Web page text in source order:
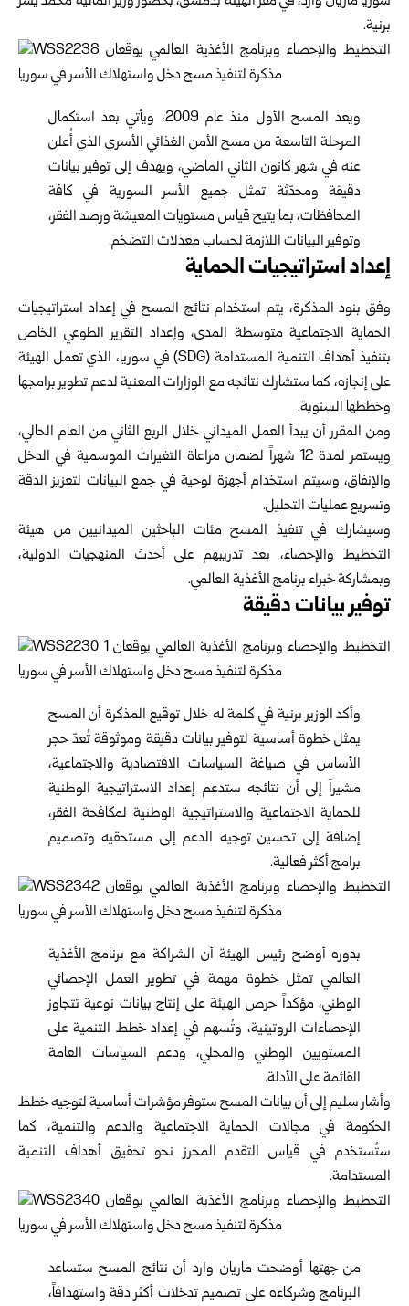
برنية.
ويعد المسح الأول منذ عام 2009، ويأتي بعد استكمال
المرحلة التاسعة من مسح الأمن الغذائي الأسري الذي أُعلن
عنه في شهر كانون الثاني الماضي، ويهدف إلى توفير بيانات
دقيقة ومحدّثة تمثل جميع الأسر السورية في كافة
المحافظات، بما يتيح قياس مستويات المعيشة ورصد الفقر،
وتوفير البيانات اللازمة لحساب معدلات التضخم.
إعداد استراتيجيات الحماية
وفق بنود المذكرة، يتم استخدام نتائج المسح في إعداد استراتيجيات
الحماية الاجتماعية متوسطة المدى، وإعداد التقرير الطوعي الخاص
بتنفيذ أهداف التنمية المستدامة (SDG) في سوريا، الذي تعمل الهيئة
على إنجازه، كما ستشارك نتائجه مع الوزارات المعنية لدعم تطوير برامجها
وخططها السنوية.
ومن المقرر أن يبدأ العمل الميداني خلال الربع الثاني من العام الحالي،
ويستمر لمدة 12 شهراً لضمان مراعاة التغيرات الموسمية في الدخل
والإنفاق، وسيتم استخدام أجهزة لوحية في جمع البيانات لتعزيز الدقة
وتسريع عمليات التحليل.
وسيشارك في تنفيذ المسح مئات الباحثين الميدانيين من هيئة
التخطيط والإحصاء، بعد تدريبهم على أحدث المنهجيات الدولية،
وبمشاركة خبراء برنامج الأغذية العالمي.
توفير بيانات دقيقة
وأكد الوزير برنية في كلمة له خلال توقيع المذكرة أن المسح
يمثل خطوة أساسية لتوفير بيانات دقيقة وموثوقة تُعدّ حجر
الأساس في صياغة السياسات الاقتصادية والاجتماعية،
مشيراً إلى أن نتائجه ستدعم إعداد الاستراتيجية الوطنية
للحماية الاجتماعية والاستراتيجية الوطنية لمكافحة الفقر،
إضافة إلى تحسين توجيه الدعم إلى مستحقيه وتصميم
برامج أكثر فعالية.
بدوره أوضح رئيس الهيئة أن الشراكة مع برنامج الأغذية
العالمي تمثل خطوة مهمة في تطوير العمل الإحصائي
الوطني، مؤكداً حرص الهيئة على إنتاج بيانات نوعية تتجاوز
الإحصاءات الروتينية، وتُسهم في إعداد خطط التنمية على
المستويين الوطني والمحلي، ودعم السياسات العامة
القائمة على الأدلة.
وأشار سليم إلى أن بيانات المسح ستوفر مؤشرات أساسية لتوجيه خطط
الحكومة في مجالات الحماية الاجتماعية والدعم والتنمية، كما
ستُستخدم في قياس التقدم المحرز نحو تحقيق أهداف التنمية
المستدامة.
من جهتها أوضحت ماريان وارد أن نتائج المسح ستساعد
البرنامج وشركاءه على تصميم تدخلات أكثر دقة واستهدافاً،